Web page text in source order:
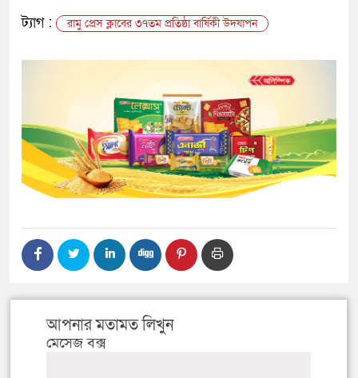
ট্যাগ :
রামু প্রেস ক্লাবের ৩৭তম প্রতিষ্ঠা বার্ষিকী উদযাপন
আপনার মতামত লিখুন
মেসেজ বক্স